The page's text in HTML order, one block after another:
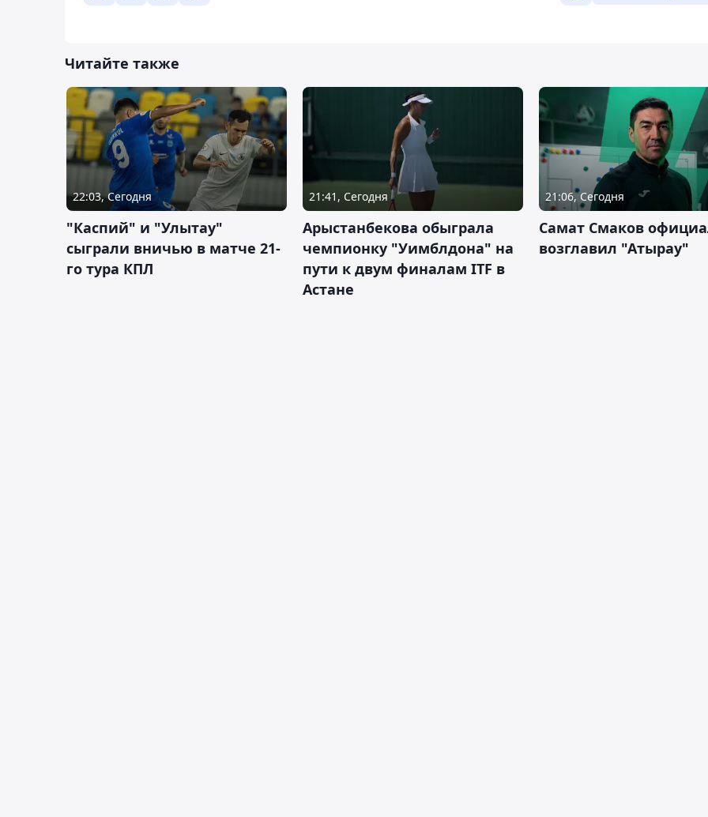
Читайте также
22:03, Сегодня
"Каспий" и "Улытау"
сыграли вничью в матче 21-
го тура КПЛ
21:41, Сегодня
Арыстанбекова обыграла
чемпионку "Уимблдона" на
пути к двум финалам ITF в
Астане
21:06, Сегодня
Самат Смаков
возглавил "Атырау"